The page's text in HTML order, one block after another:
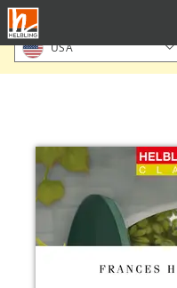
Direkt
zum
Inhalt
Bitte Standort bestätigen
USA